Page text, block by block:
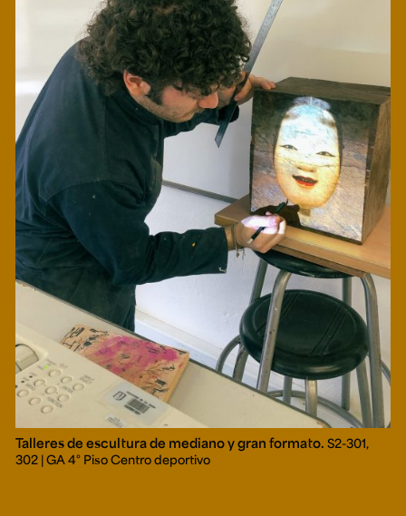
Talleres de escultura de mediano y gran formato. S2-301,
302 | GA 4° Piso Centro deportivo